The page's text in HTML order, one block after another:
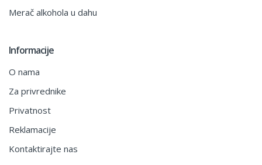
Merač alkohola u dahu
Informacije
O nama
Za privrednike
Privatnost
Reklamacije
Kontaktirajte nas